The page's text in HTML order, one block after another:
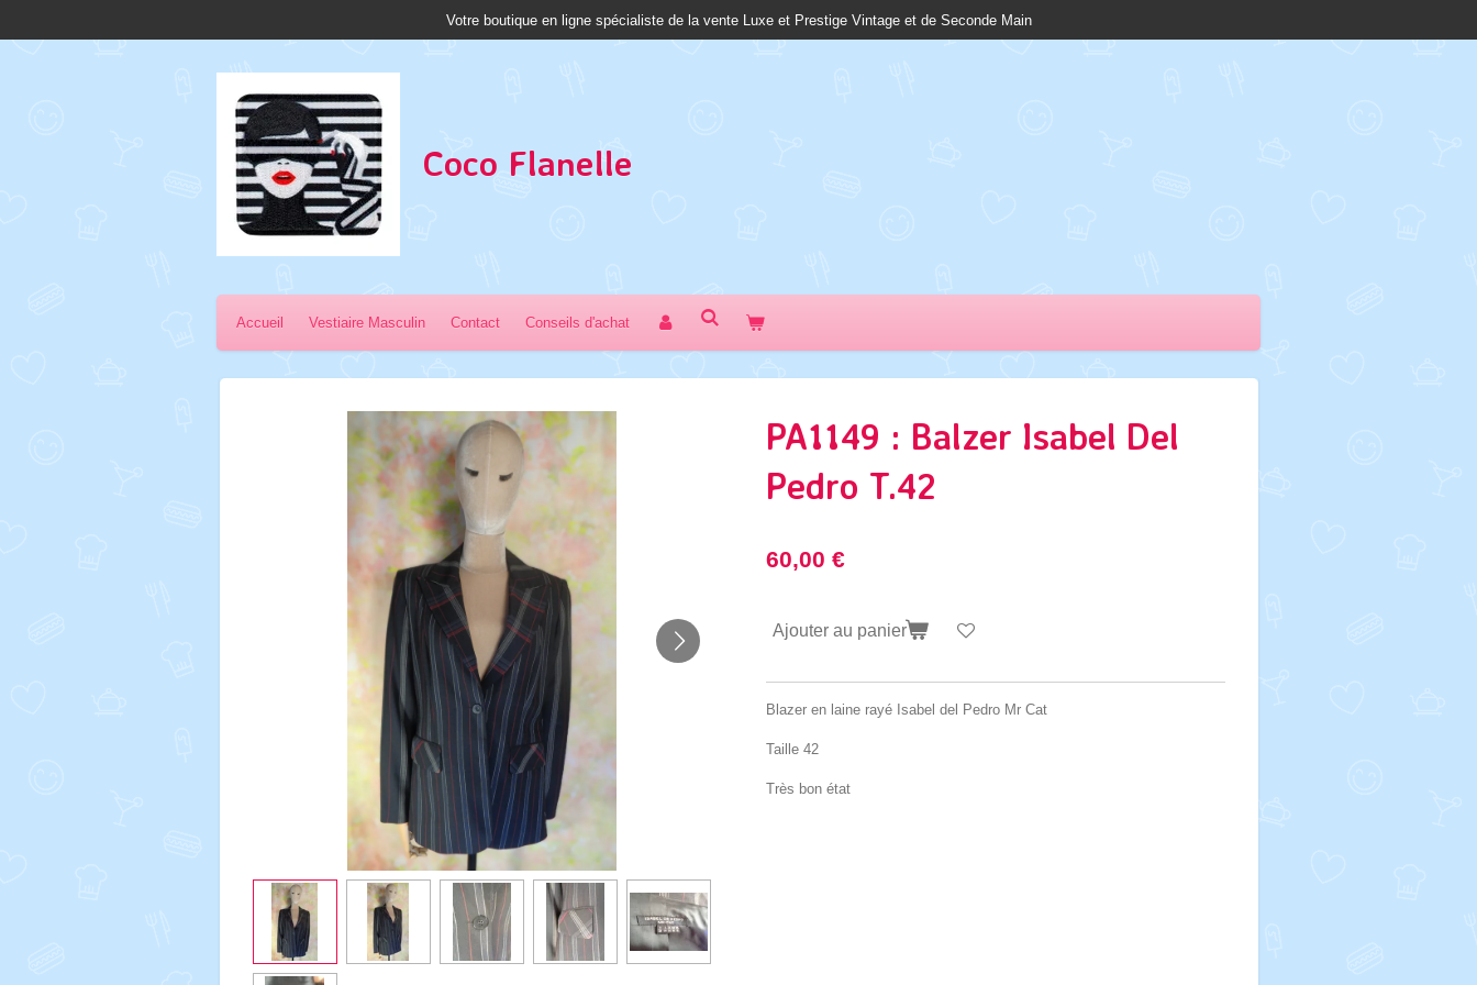
Votre boutique en ligne spécialiste de la vente Luxe et Prestige Vintage et de Seconde Main
Coco Flanelle
Accueil Vestiaire Masculin Contact Conseils d'achat
PA1149 : Balzer Isabel Del
Pedro T.42
60,00 €
Ajouter au panier
Blazer en laine rayé Isabel del Pedro Mr Cat
Taille 42
Très bon état